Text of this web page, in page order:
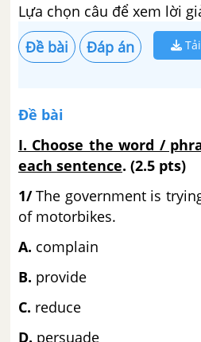
Lựa chọn câu để xem lời
Đề bài
Đáp án
Đề bài
I. Choose the word /
each sentence. (2.5 pts)
1/The government is
of motorbikes.
A. complain
B. provide
C. reduce
D. persuade